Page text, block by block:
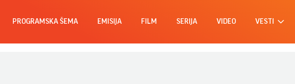
PROGRAMSKA ŠEMA EMISIJA FILM SERIJA VIDEO VESTI